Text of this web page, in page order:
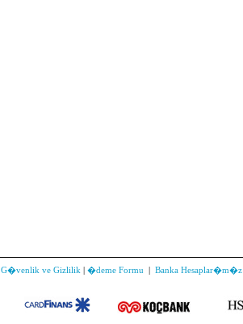
G�venlik ve Gizlilik | �deme Formu | Banka Hesaplar�m�z